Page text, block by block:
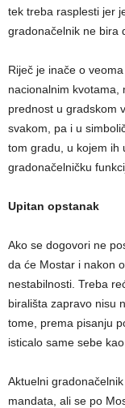
tek treba rasplesti jer
gradonačelnik ne bira
Riječ je inače o
nacionalnim kvotama,
prednost u gradskom
svakom, pa i u
tom gradu, u kojem ih
gradonačelničku
Upitan opstanak
Ako se dogovori ne
da će Mostar i nakon
nestabilnosti. Treba
birališta zapravo nisu
tome, prema pisanju
isticalo same sebe
Aktuelni
mandata, ali se po